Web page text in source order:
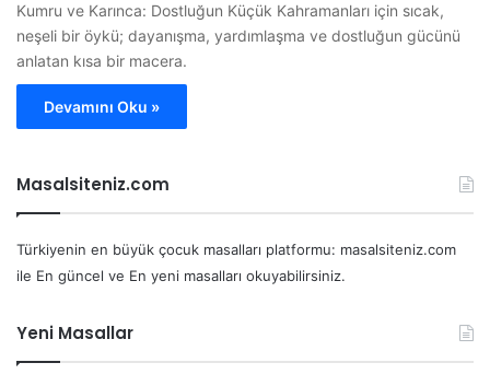
Kumru ve Karınca: Dostluğun Küçük Kahramanları için sıcak,
neşeli bir öykü; dayanışma, yardımlaşma ve dostluğun gücünü
anlatan kısa bir macera.
Devamını Oku »
Masalsiteniz.com
Türkiyenin en büyük çocuk masalları platformu: masalsiteniz.com
ile En güncel ve En yeni masalları okuyabilirsiniz.
Yeni Masallar